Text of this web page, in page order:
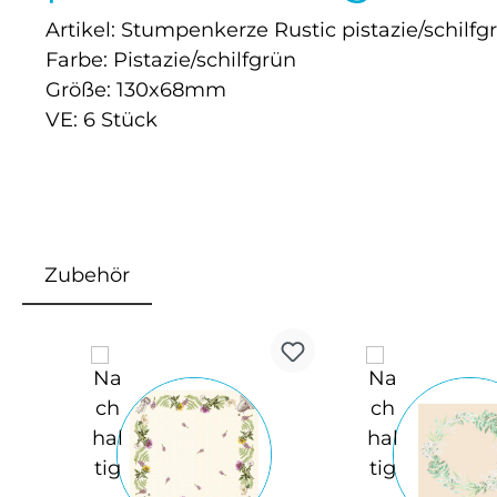
Artikel: Stumpenkerze Rustic pistazie/
Farbe: Pistazie/schilfgrün
Größe: 130x68mm
VE: 6 Stück
Zubehör
Produktgalerie überspringen